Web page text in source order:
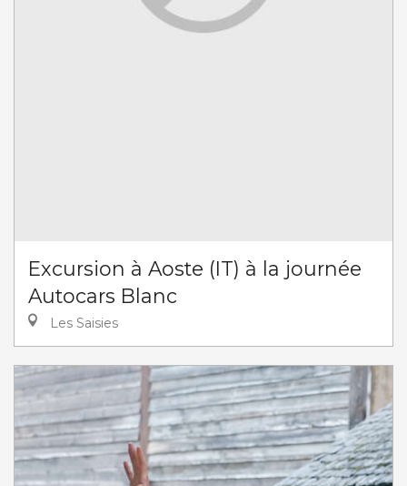
Excursion à Aoste (IT) à la journée
Autocars Blanc
Les Saisies